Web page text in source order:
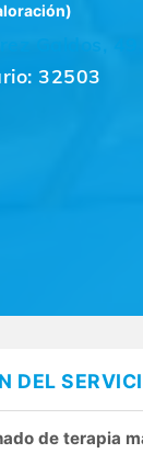
32503
DEL
de terapia